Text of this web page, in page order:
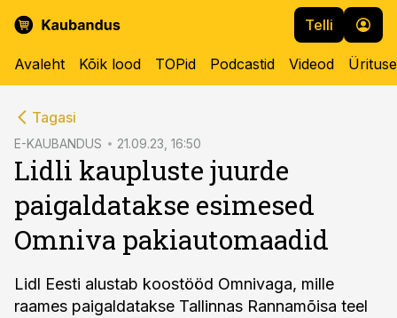
Telli
Avaleht Kõik lood TOPid Podcastid Videod
Tagasi
E-KAUBANDUS 21.09.23, 16:50
Lidli kaupluste juurde
paigaldatakse esimesed
Omniva pakiautomaadid
Lidl Eesti alustab koostööd Omnivaga, mille
raames paigaldatakse Tallinnas Rannamõisa teel